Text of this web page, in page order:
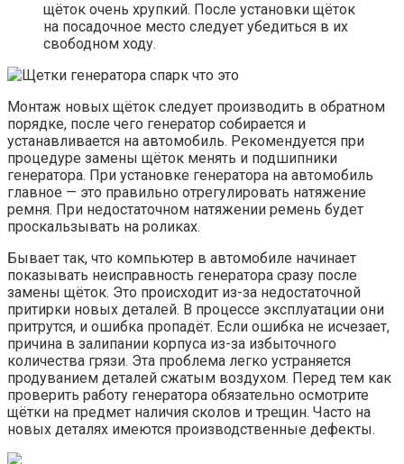
щёток очень хрупкий. После установки щёток
на посадочное место следует убедиться в их
свободном ходу.
Монтаж новых щёток следует производить в обратном
порядке, после чего генератор собирается и
устанавливается на автомобиль. Рекомендуется при
процедуре замены щёток менять и подшипники
генератора. При установке генератора на автомобиль
главное — это правильно отрегулировать натяжение
ремня. При недостаточном натяжении ремень будет
проскальзывать на роликах.
Бывает так, что компьютер в автомобиле начинает
показывать неисправность генератора сразу после
замены щёток. Это происходит из-за недостаточной
притирки новых деталей. В процессе эксплуатации они
притрутся, и ошибка пропадёт. Если ошибка не исчезает,
причина в залипании корпуса из-за избыточного
количества грязи. Эта проблема легко устраняется
продуванием деталей сжатым воздухом. Перед тем как
проверить работу генератора обязательно осмотрите
щётки на предмет наличия сколов и трещин. Часто на
новых деталях имеются производственные дефекты.